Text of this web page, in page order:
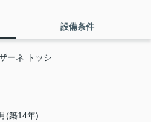
設備条件
ーネ トッシ
(築14年)